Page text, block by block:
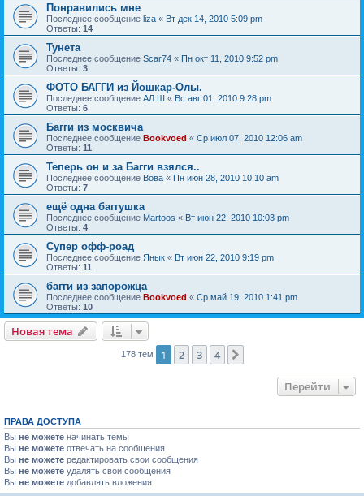
Понравились мне
Последнее сообщение liza « Вт дек 14, 2010 5:09 pm
Ответы: 14
Тунета
Последнее сообщение Scar74 « Пн окт 11, 2010 9:52 pm
Ответы: 3
ФОТО БАГГИ из Йошкар-Олы.
Последнее сообщение АЛ Ш « Вс авг 01, 2010 9:28 pm
Ответы: 6
Багги из москвича
Последнее сообщение Bookvoed « Ср июл 07, 2010 12:06 am
Ответы: 11
Теперь он и за Багги взялся..
Последнее сообщение Вова « Пн июн 28, 2010 10:10 am
Ответы: 7
ещё одна баггушка
Последнее сообщение Martoos « Вт июн 22, 2010 10:03 pm
Ответы: 4
Супер офф-роад
Последнее сообщение Янык « Вт июн 22, 2010 9:19 pm
Ответы: 11
багги из запорожца
Последнее сообщение Bookvoed « Ср май 19, 2010 1:41 pm
Ответы: 10
Новая тема
178 тем 1 2 3 4
Перейти
ПРАВА ДОСТУПА
Вы не можете начинать темы
Вы не можете отвечать на сообщения
Вы не можете редактировать свои сообщения
Вы не можете удалять свои сообщения
Вы не можете добавлять вложения